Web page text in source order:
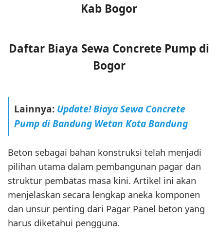
Kab Bogor
Daftar Biaya Sewa Concrete Pump di
Bogor
Lainnya: Update! Biaya Sewa Concrete
Pump di Bandung Wetan Kota Bandung
Beton sebagai bahan konstruksi telah menjadi
pilihan utama dalam pembangunan pagar dan
struktur pembatas masa kini. Artikel ini akan
menjelaskan secara lengkap aneka komponen
dan unsur penting dari Pagar Panel beton yang
harus diketahui pengguna.